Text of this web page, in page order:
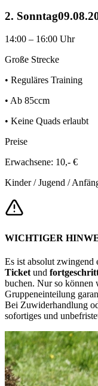
2. Sonntag
14:00 – 16:00 Uhr
Große Strecke
• Reguläres Training
• Ab 85ccm
• Keine Quads erlaubt
Preise
Erwachsene: 10,- €
Kinder / Jugend /
WICHTIGER
Es ist absolut zwingend
Ticket und
buchen. Nur so können
Gruppeneinteilung
Bei Zuwiderhandlung
sofortiges und